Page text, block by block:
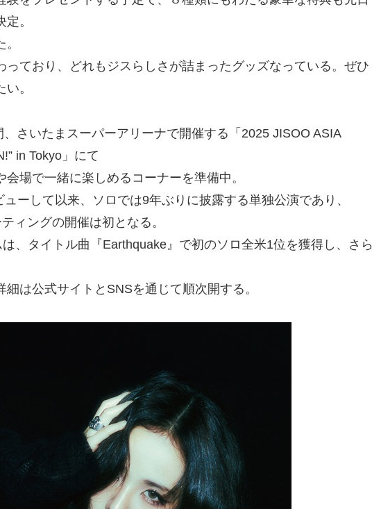
。
っており、どれもジスらしさが詰まったグッズなっている。ぜひ
。
さいたまスーパーアリーナで開催する「2025 JISOO ASIA
in Tokyo」にて
場で一緒に楽しめるコーナーを準備中。
ーして以来、ソロでは9年ぶりに披露する単独公演であり、
ィングの開催は初となる。
、タイトル曲『Earthquake』で初のソロ全米1位を獲得し、さら
は公式サイトとSNSを通じて順次開する。